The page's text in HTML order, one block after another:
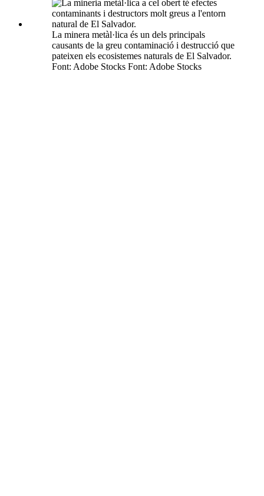
La minera metàl·lica és un dels principals
causants de la greu contaminació i destrucció que
pateixen els ecosistemes naturals de El Salvador.
Font: Adobe Stocks Font: Adobe Stocks